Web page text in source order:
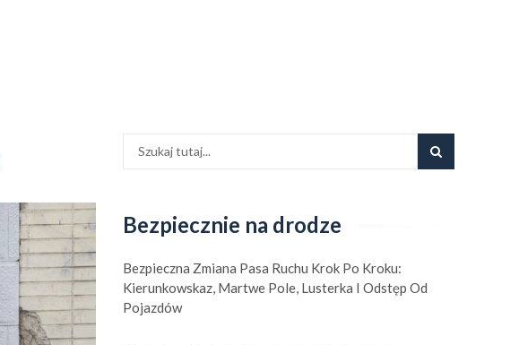
Bezpiecznie na drodze
Bezpieczna Zmiana Pasa Ruchu Krok Po Kroku:
Kierunkowskaz, Martwe Pole, Lusterka I Odstęp Od
Pojazdów